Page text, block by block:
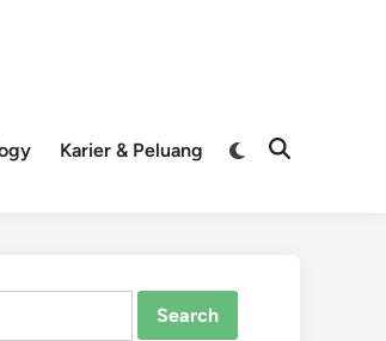
Karier & Peluang
Switch
Open